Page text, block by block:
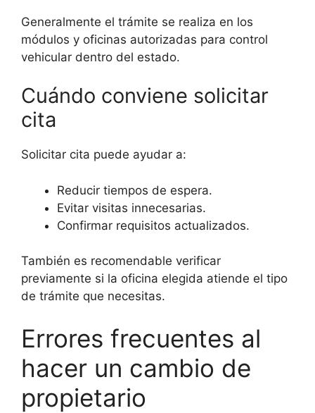
Generalmente el trámite se realiza en los
módulos y oficinas autorizadas para control
vehicular dentro del estado.
Cuándo conviene solicitar
cita
Solicitar cita puede ayudar a:
Reducir tiempos de espera.
Evitar visitas innecesarias.
Confirmar requisitos actualizados.
También es recomendable verificar
previamente si la oficina elegida atiende el tipo
de trámite que necesitas.
Errores frecuentes al
hacer un cambio de
propietario